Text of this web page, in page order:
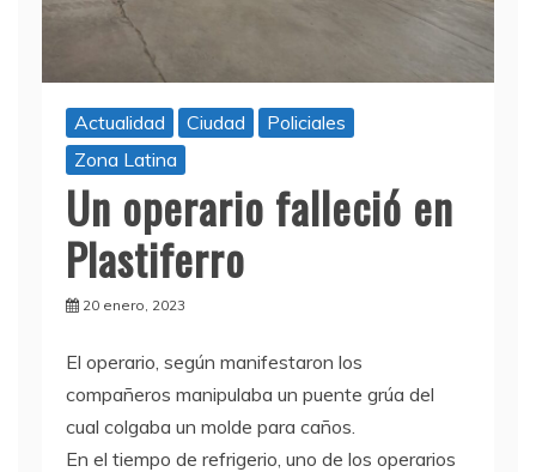
Actualidad Ciudad
Policiales
Zona Latina
Un operario falleció en
Plastiferro
20 enero, 2023
El operario, según manifestaron los
compañeros manipulaba un puente grúa del
cual colgaba un molde para caños.
En el tiempo de refrigerio, uno de los operarios